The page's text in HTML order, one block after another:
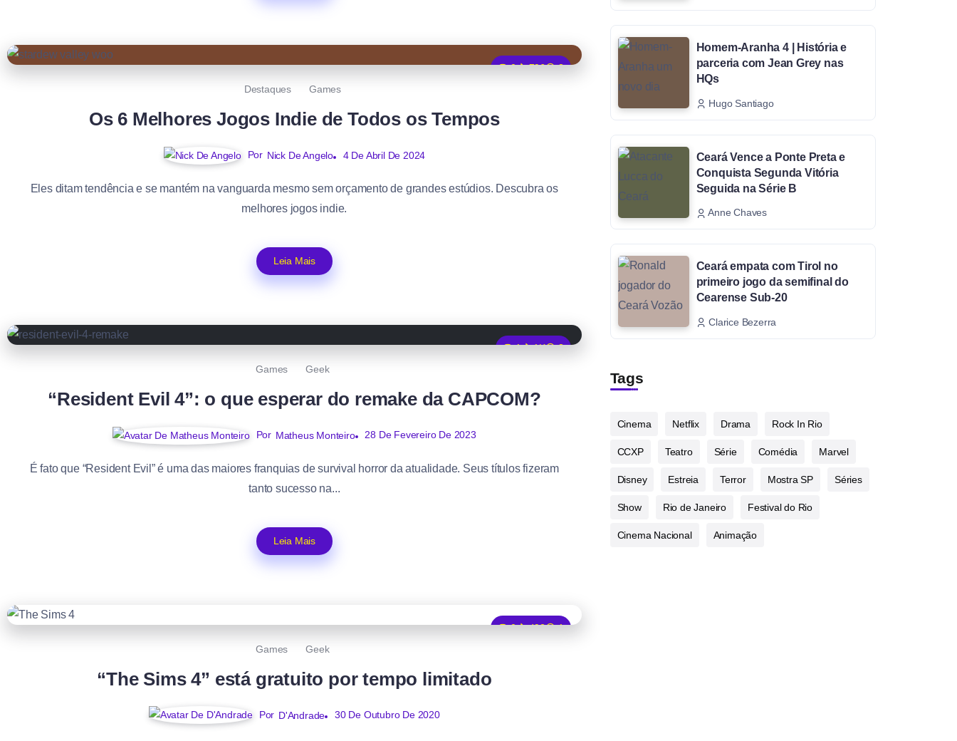
0 796
3
Destaques
Games
Os 6 Melhores Jogos Indie de Todos os Tempos
Por Nick De Angelo 4 De Abril De 2024
Eles ditam tendência e se mantém na vanguarda mesmo sem orçamento de grandes estúdios. Descubra os
melhores jogos indie.
Leia Mais
1 1K
3
Games
Geek
“Resident Evil 4”: o que esperar do remake da CAPCOM?
Por Matheus Monteiro 28 De Fevereiro De 2023
É fato que “Resident Evil” é uma das maiores franquias de survival horror da atualidade. Seus títulos fizeram
tanto sucesso na...
Leia Mais
0 492
1
Games
Geek
“The Sims 4” está gratuito por tempo limitado
Por D'Andrade 30 De Outubro De 2020
Homem-Aranha 4 | História e
parceria com Jean Grey nas
HQs
Hugo Santiago
Ceará Vence a Ponte Preta e
Conquista Segunda Vitória
Seguida na Série B
Anne Chaves
Ceará empata com Tirol no
primeiro jogo da semifinal do
Cearense Sub-20
Clarice Bezerra
Tags
Cinema Netflix Drama Rock In Rio
CCXP Teatro Série Comédia Marvel
Disney Estreia Terror Mostra SP Séries
Show Rio de Janeiro Festival do Rio
Cinema Nacional Animação